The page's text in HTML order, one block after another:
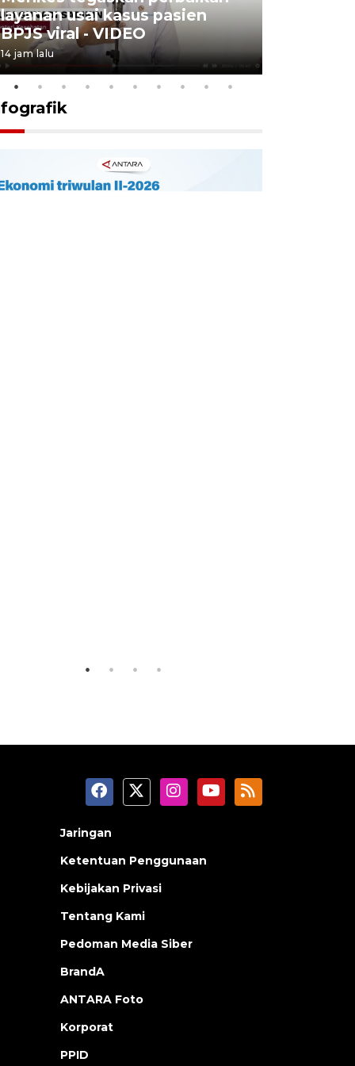
layanan usai kasus pasien
BPJS viral - VIDEO
14 jam lalu
Jaringan
Ketentuan Penggunaan
Kebijakan Privasi
Tentang Kami
Pedoman Media Siber
BrandA
ANTARA Foto
Korporat
PPID